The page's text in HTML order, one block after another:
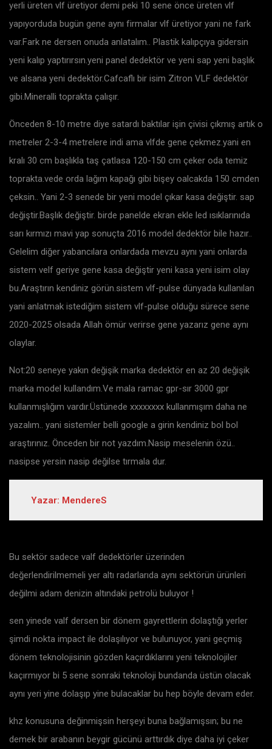
yerli üreten vlf üretiyor demi peki 10 sene önce üreten vlf
yapıyorduda bugün gene aynı firmalar vlf üretiyor yani ne fark
var.Fark ne dersen onuda anlatalım.. Plastik kalıpçıya gidersin
yeni kalıp yaptırırsın.yeni panel dedektör ve yeni sap yeni başlık
ve alsana yeni dedektör.Cafcaflı bir isim Zitron VLF dedektör
gibi.Mineralli toprakta çalışır.
Önceden 8-10 metre diye satardı baktılar işin çivisi çıkmış artık o
metreler 2-3-4 metrelere indi ama vlfde gene çekmez.yani en
kralı 30 cm başlıkla taş çatlasa 120-150 cm çeker oda temiz
toprakta.vede orda lağım kapağı gibi bişey oalcakda 150 cmden
çeksin.. Yani 2-3 senede bir yeni model çıkar kasa değiştir. sap
değiştir.Başlık değiştir. birde panelde ekran ekle led ısıklarınıda
sarı kırmızı mavi yap sonuçta 2016 model dedektör bile hazır..
Gelelim diğer yabancılara onlardada mevzu aynı yani onlarda
sistem velf geriye gene kasa değiştir yeni kasa yeni isim olay
bu.Araştırın kendiniz görün.sistem vlf-pulse dünyada kullanılan
yani anlatmak istediğim sistem vlf-pulse olduğu sürece sene
2020-2025 olsada Allah ömür verirse gene yazarız gene aynı
olaylar.
Not:20 seneye yakın değişik marka dedektör en az 20 değişik
marka model kullandım.Ve mala ramac gpr-sır 3000 gpr
kullanmışlığım vardır.Üstünede xxxxxxxx kullanmışım daha ne
yazalım.. yani sistemler belli google a girin kendiniz bol bol
araştırınız. Önceden bir not yazdım.Nasip meselenin özü..
nasipse yersin nasip değilse tırmala dur.
Yazar: MendereS
Bu sektör sadece valf dedektörler üzerinden
değerlendirilmemeli yer altı radarlarıda aynı sektörün ürünleri
değilmi adam denizin altındaki petrolü buluyor !
sen yinede valf dersen bir dönem gayrettlerin dolaştığı yerler
şimdi nokta impact ile dolaşılıyor ve bulunuyor, yani geçmiş
dönem teknolojisinin gözden kaçırdıklarını yeni teknolojiler
kaçırmıyor bi 5 sene sonraki teknoloji bundanda üstün olacak
aynı yeri yine dolaşıp yine bulacaklar bu hep böyle devam eder.
khz konusuna değinmişsin herşeyi buna bağlamışsın; bu ne
demek bir arabanın beygir gücünü arttırdık diye daha iyi çeker